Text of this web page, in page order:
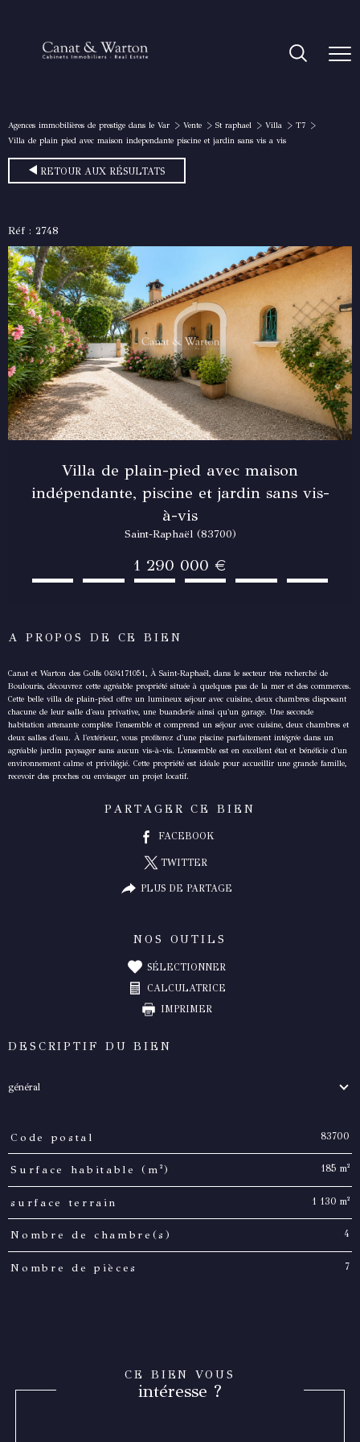
Agences immobilières de prestige dans le Var Vente St raphael Villa
T7
Villa de plain pied avec maison independante piscine et jardin sans vis a vis
RETOUR AUX RÉSULTATS
Réf : 2748
Villa de plain-pied avec maison
indépendante, piscine et jardin sans vis-
à-vis
Saint-Raphaël (83700)
1 290 000 €
A PROPOS DE CE BIEN
Canat et Warton des Golfs 0494171051, À Saint-Raphaël, dans le secteur très recherché de
Boulouris, découvrez cette agréable propriété située à quelques pas de la mer et des commerces.
Cette belle villa de plain-pied offre un lumineux séjour avec cuisine, deux chambres disposant
chacune de leur salle d'eau privative, une buanderie ainsi qu'un garage. Une seconde
habitation attenante complète l'ensemble et comprend un séjour avec cuisine, deux chambres et
deux salles d'eau. À l'extérieur, vous profiterez d'une piscine parfaitement intégrée dans un
agréable jardin paysager sans aucun vis-à-vis. L'ensemble est en excellent état et bénéficie d'un
environnement calme et privilégié. Cette propriété est idéale pour accueillir une grande famille,
PARTAGER CE BIEN
FACEBOOK
TWITTER
PLUS DE PARTAGE
NOS OUTILS
SÉLECTIONNER
CALCULATRICE
IMPRIMER
DESCRIPTIF DU BIEN
général
TRAD_PAMPERO_Caracteristique
Code postal 83700
Surface habitable (m²) 185 m²
surface terrain 1 130 m²
Nombre de chambre(s) 4
Nombre de pièces 7
CE BIEN VOUS
intéresse ?